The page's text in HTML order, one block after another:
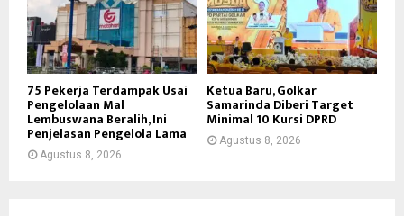
75 Pekerja Terdampak Usai
Pengelolaan Mal
Lembuswana Beralih, Ini
Penjelasan Pengelola Lama
Agustus 8, 2026
Ketua Baru, Golkar
Samarinda Diberi Target
Minimal 10 Kursi DPRD
Agustus 8, 2026